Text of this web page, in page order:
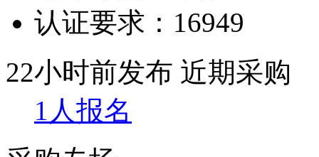
认证要求： 16949
22小时前发布 近期采购
1人报名